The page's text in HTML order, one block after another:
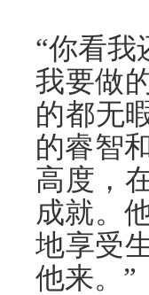
“你看我
我要做
的都无
的睿智
高度，
成就。
地享受
他来。”